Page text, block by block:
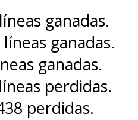
ganadas.
ganadas.
ganadas.
perdidas.
perdidas.